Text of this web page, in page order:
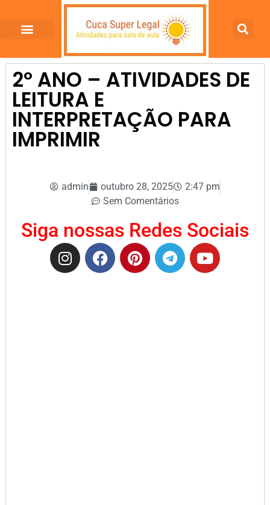
2º ANO – ATIVIDADES DE
LEITURA E
INTERPRETAÇÃO PARA
IMPRIMIR
admin outubro 28, 2025
2:47 pm
Sem Comentários
Siga nossas Redes Sociais